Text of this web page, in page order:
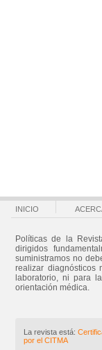
INICIO
Políticas de la
dirigidos
suministramos no
realizar diagnósticos
laboratorio, ni para
orientación médica.
La revista está:
por el CITMA